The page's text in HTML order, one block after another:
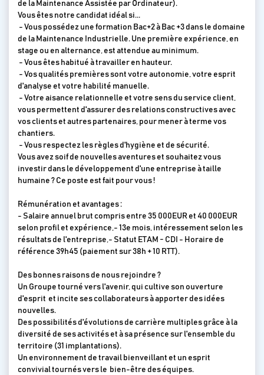
de la Maintenance Assistée par Ordinateur).
Vous êtes notre candidat idéal si...
- Vous possédez une formation Bac+2 à Bac +3 dans le domaine
de la Maintenance Industrielle. Une première expérience, en
stage ou en alternance, est attendue au minimum.
- Vous êtes habitué à travailler en hauteur.
- Vos qualités premières sont votre autonomie, votre esprit
d'analyse et votre habilité manuelle.
- Votre aisance relationnelle et votre sens du service client,
vous permettent d'assurer des relations constructives avec
vos clients et autres partenaires, pour mener à terme vos
chantiers.
- Vous respectez les règles d'hygiène et de sécurité.
Vous avez soif de nouvelles aventures et souhaitez vous
investir dans le développement d'une entreprise à taille
humaine ? Ce poste est fait pour vous !
Rémunération et avantages :
- Salaire annuel brut compris entre 35 000EUR et 40 000EUR
selon profil et expérience,- 13e mois, intéressement selon les
résultats de l'entreprise,- Statut ETAM - CDI - Horaire de
référence 39h45 (paiement sur 38h + 10 RTT).
Des bonnes raisons de nous rejoindre ?
Un Groupe tourné vers l'avenir, qui cultive son ouverture
d'esprit et incite ses collaborateurs à apporter des idées
nouvelles.
Des possibilités d'évolutions de carrière multiples grâce à la
diversité de ses activités et à sa présence sur l'ensemble du
territoire (31 implantations).
Un environnement de travail bienveillant et un esprit
convivial tournés vers le bien-être des équipes.